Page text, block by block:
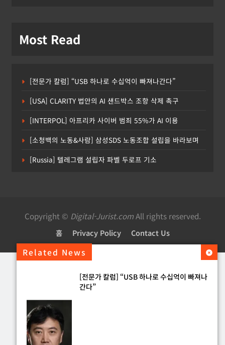
Related News
[전문가 칼럼] “USB 하나로 수십억이 빠져나
간다”
Most Read
[전문가 칼럼] “USB 하나로 수십억이 빠져나간다”
[USA] CLARITY 법안의 AI 샌드박스 조항 삭제 촉구
[INTERPOL] 아프리카 사이버 범죄 55%가 AI 이용
[소청백의 노동&사람] 삼성SDS 노동조합 설립을 바라보며
[Russia] 텔레그램 설립자 파벨 두로프 기소
Copyright © Digital-Jurist.comAll rights reserved.
홈 Privacy Policy Contact Us